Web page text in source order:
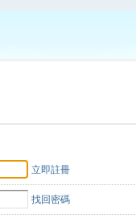
立即註冊
找回密碼